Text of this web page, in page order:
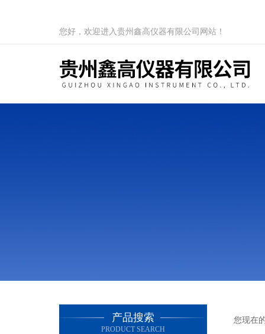
您好，欢迎进入贵州鑫高仪器有限公司网站！
产品搜索
PRODUCT SEARCH
您现在